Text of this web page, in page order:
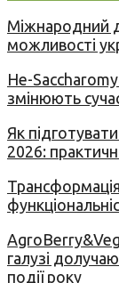
Міжнародний
можливості
Не-
змінюють
Як
2026:
AgroBerry&Veg
галузі
події року